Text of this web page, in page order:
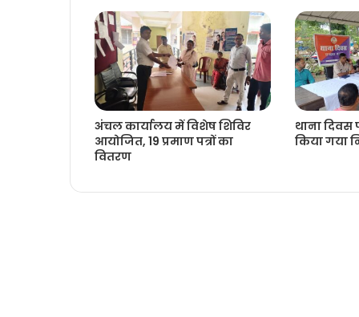
अंचल कार्यालय में विशेष शिविर
आयोजित, 19 प्रमाण पत्रों का
वितरण
थाना दिवस
किया गया